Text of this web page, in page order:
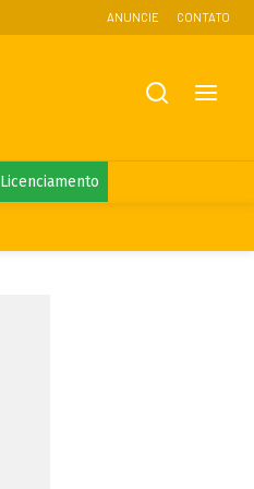
ANUNCIE CONTATO
Licenciamento